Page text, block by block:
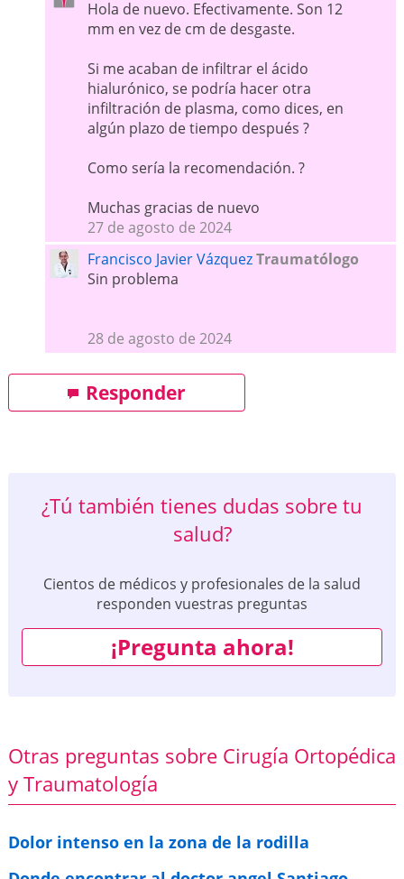
Hola de nuevo. Efectivamente. Son 12
mm en vez de cm de desgaste.
Si me acaban de infiltrar el ácido
hialurónico, se podría hacer otra
infiltración de plasma, como dices, en
algún plazo de tiempo después ?
Como sería la recomendación. ?
Muchas gracias de nuevo
27 de agosto de 2024
Francisco Javier VázquezTraumatólogo
Sin problema
28 de agosto de 2024
Responder
¿Tú también tienes dudas sobre tu
salud?
Cientos de médicos y profesionales de la salud
responden vuestras preguntas
¡Pregunta ahora!
Otras preguntas sobre Cirugía Ortopédica
y Traumatología
Dolor intenso en la zona de la rodilla